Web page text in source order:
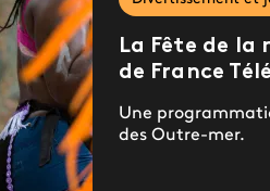
La Fête de la
de France
Une
des Outre-mer.